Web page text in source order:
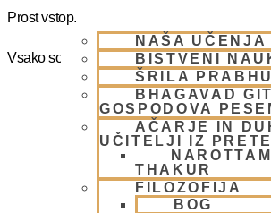
NAŠA UČENJA
BISTVENI
ŠRILA
BHAGAVAD
GOSPODOVA
AČARJE IN
UČITELJI IZ
THAKUR
FILOZOFIJA
BOG
Prost vstop.
Vsako soboto ob 16.00 do 17:00